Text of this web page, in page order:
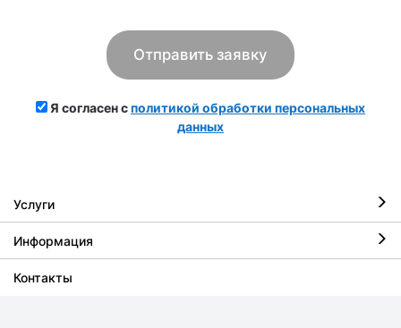
Я согласен сполитикой обработки персональных
данных
Услуги
Ремонт iPhone
Ремонт iPad
Информация
О компании
Контакты